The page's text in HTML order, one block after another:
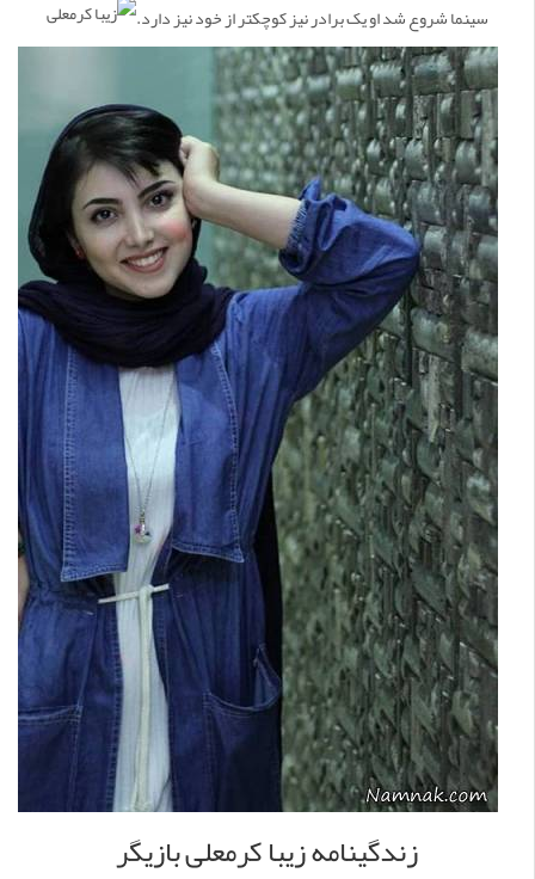
سینما شروع شد او یک برادر نیز کوچکتر از خود نیز دارد.
زندگینامه زیبا کرمعلی بازیگر